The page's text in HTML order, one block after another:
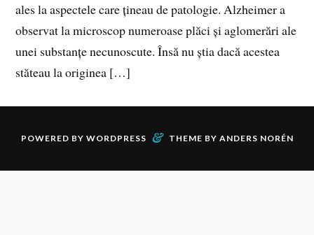
ales la aspectele care țineau de patologie. Alzheimer a
observat la microscop numeroase plăci și aglomerări ale
unei substanțe necunoscute. Însă nu știa dacă acestea
stăteau la originea […]
POWERED BY WORDPRESS & THEME BY ANDERS NORÉN